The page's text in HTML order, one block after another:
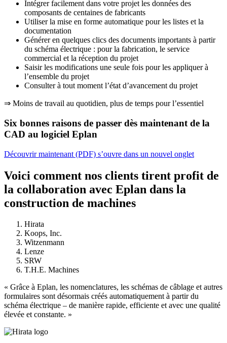
Intégrer facilement dans votre projet les données des
composants de centaines de fabricants
Utiliser la mise en forme automatique pour les listes et la
documentation
Générer en quelques clics des documents importants à partir
du schéma électrique : pour la fabrication, le service
commercial et la réception du projet
Saisir les modifications une seule fois pour les appliquer à
l’ensemble du projet
Consulter à tout moment l’état d’avancement du projet
⇒ Moins de travail au quotidien, plus de temps pour l’essentiel
Six bonnes raisons de passer dès maintenant de la
CAD au logiciel Eplan
Découvrir maintenant (PDF) s’ouvre dans un nouvel onglet
Voici comment nos clients tirent profit de
la collaboration avec Eplan dans la
construction de machines
Hirata
Koops, Inc.
Witzenmann
Lenze
SRW
T.H.E. Machines
« Grâce à Eplan, les nomenclatures, les schémas de câblage et autres
formulaires sont désormais créés automatiquement à partir du
schéma électrique – de manière rapide, efficiente et avec une qualité
élevée et constante. »